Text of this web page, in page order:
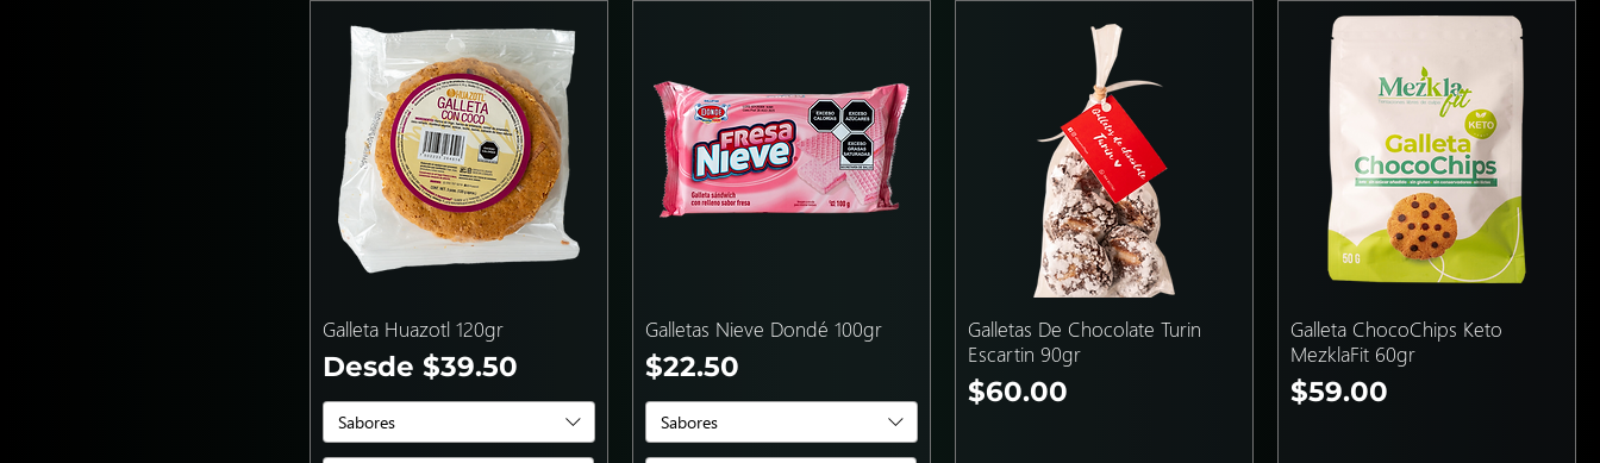
Galleta Huazotl 120gr
Desde $39.50
Precio de oferta
Sabores
Galletas Nieve Dondé 100gr
Precio
$22.50
Sabores
Galletas De Chocolate Turin
Escartin 90gr
Precio
$60.00
Galleta ChocoChips Keto
MezklaFit 60gr
Precio
$59.00